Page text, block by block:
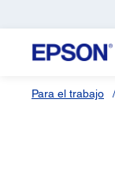
Para el trabajo